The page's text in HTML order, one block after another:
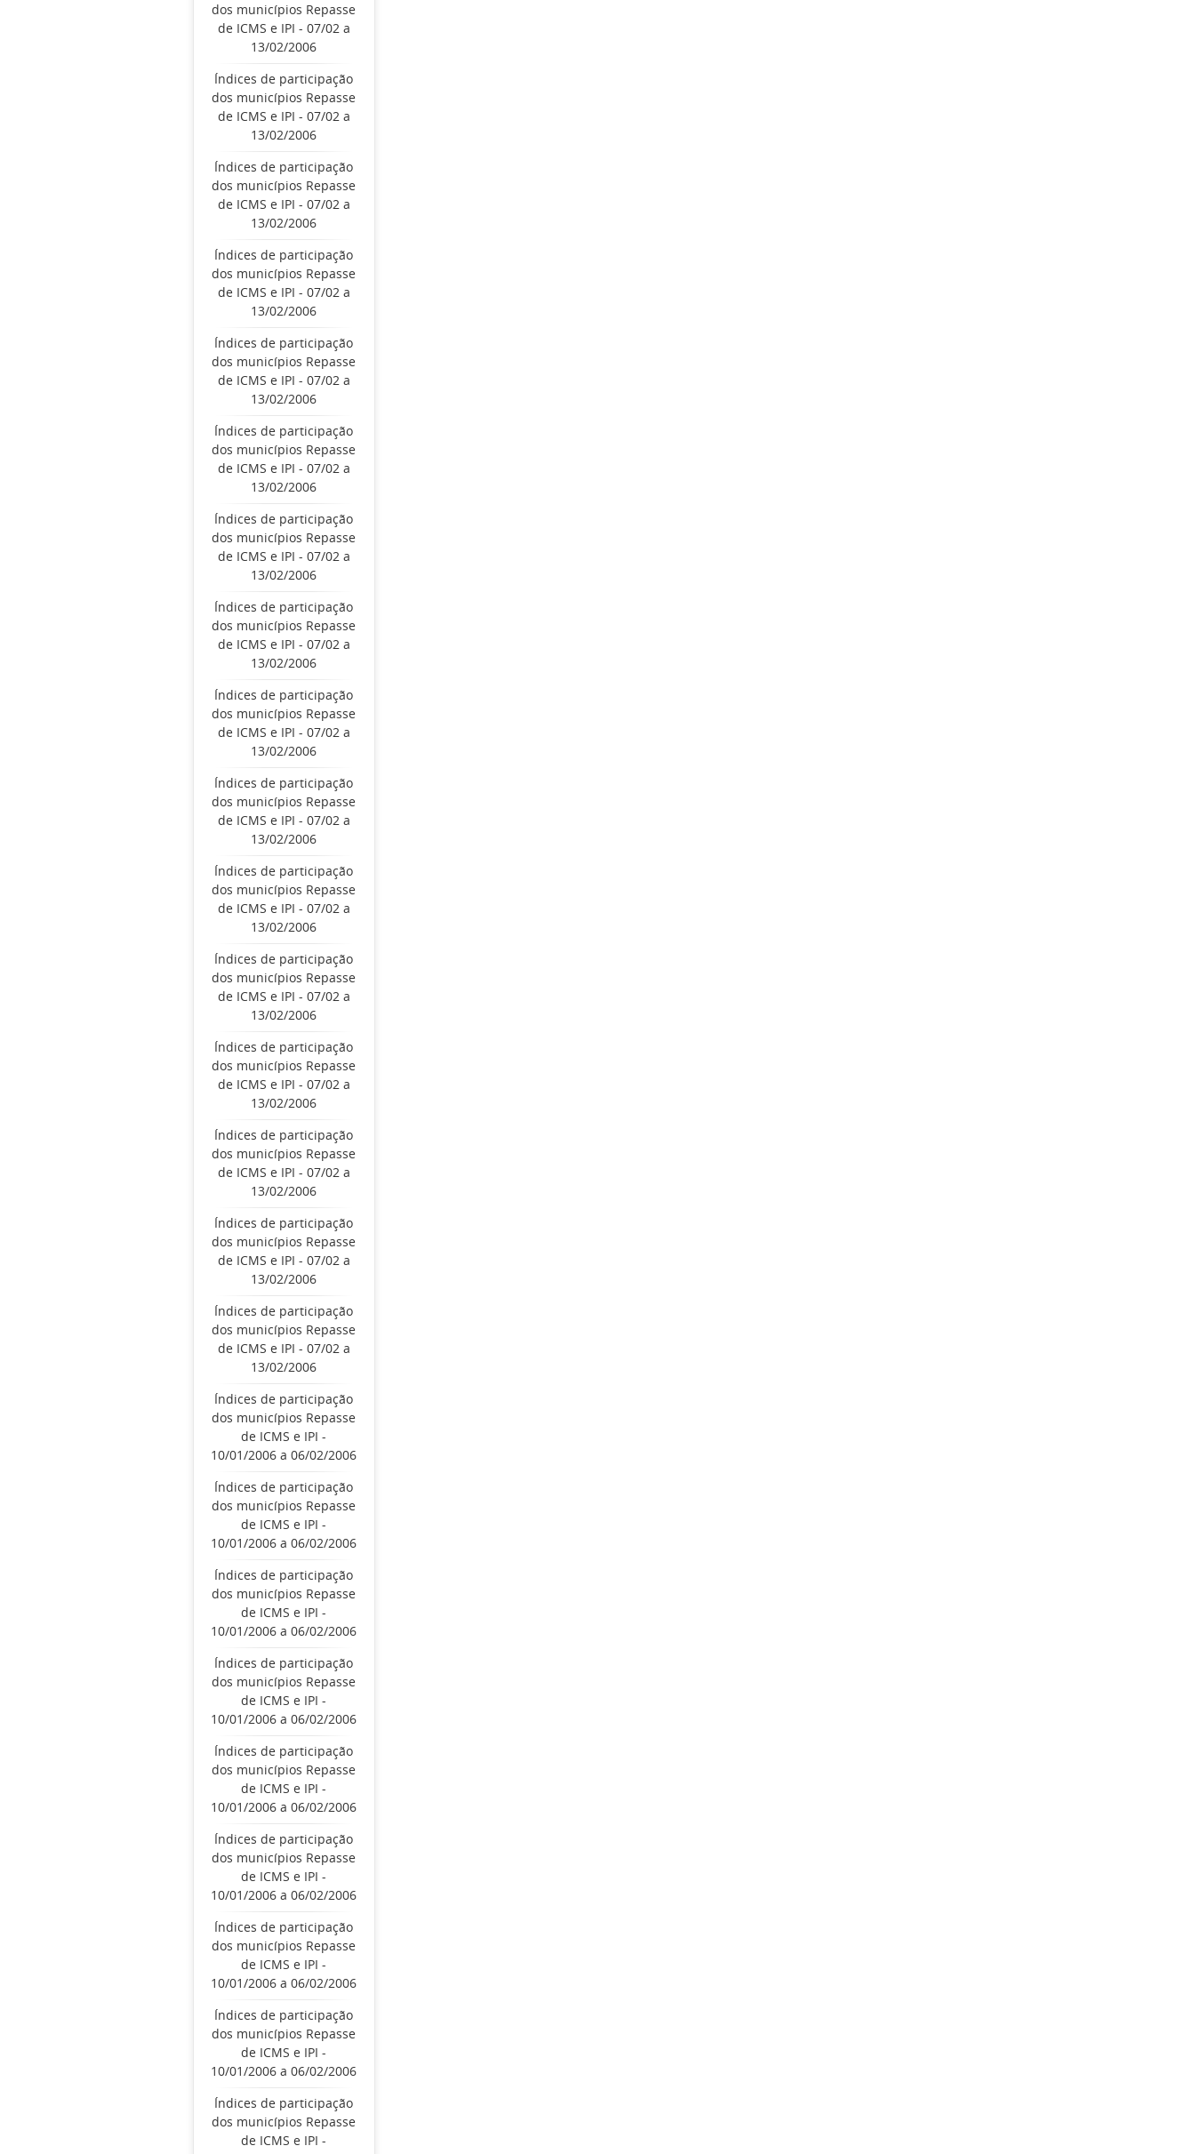
dos municípios Repasse
de ICMS e IPI - 07/02 a
13/02/2006
Índices de participação
dos municípios Repasse
de ICMS e IPI - 07/02 a
13/02/2006
Índices de participação
dos municípios Repasse
de ICMS e IPI - 07/02 a
13/02/2006
Índices de participação
dos municípios Repasse
de ICMS e IPI - 07/02 a
13/02/2006
Índices de participação
dos municípios Repasse
de ICMS e IPI - 07/02 a
13/02/2006
Índices de participação
dos municípios Repasse
de ICMS e IPI - 07/02 a
13/02/2006
Índices de participação
dos municípios Repasse
de ICMS e IPI - 07/02 a
13/02/2006
Índices de participação
dos municípios Repasse
de ICMS e IPI - 07/02 a
13/02/2006
Índices de participação
dos municípios Repasse
de ICMS e IPI - 07/02 a
13/02/2006
Índices de participação
dos municípios Repasse
de ICMS e IPI - 07/02 a
13/02/2006
Índices de participação
dos municípios Repasse
de ICMS e IPI - 07/02 a
13/02/2006
Índices de participação
dos municípios Repasse
de ICMS e IPI - 07/02 a
13/02/2006
Índices de participação
dos municípios Repasse
de ICMS e IPI - 07/02 a
13/02/2006
Índices de participação
dos municípios Repasse
de ICMS e IPI - 07/02 a
13/02/2006
Índices de participação
dos municípios Repasse
de ICMS e IPI - 07/02 a
13/02/2006
Índices de participação
dos municípios Repasse
de ICMS e IPI - 07/02 a
13/02/2006
Índices de participação
dos municípios Repasse
de ICMS e IPI -
10/01/2006 a 06/02/2006
Índices de participação
dos municípios Repasse
de ICMS e IPI -
10/01/2006 a 06/02/2006
Índices de participação
dos municípios Repasse
de ICMS e IPI -
10/01/2006 a 06/02/2006
Índices de participação
dos municípios Repasse
de ICMS e IPI -
10/01/2006 a 06/02/2006
Índices de participação
dos municípios Repasse
de ICMS e IPI -
10/01/2006 a 06/02/2006
Índices de participação
dos municípios Repasse
de ICMS e IPI -
10/01/2006 a 06/02/2006
Índices de participação
dos municípios Repasse
de ICMS e IPI -
10/01/2006 a 06/02/2006
Índices de participação
dos municípios Repasse
de ICMS e IPI -
10/01/2006 a 06/02/2006
Índices de participação
dos municípios Repasse
de ICMS e IPI -